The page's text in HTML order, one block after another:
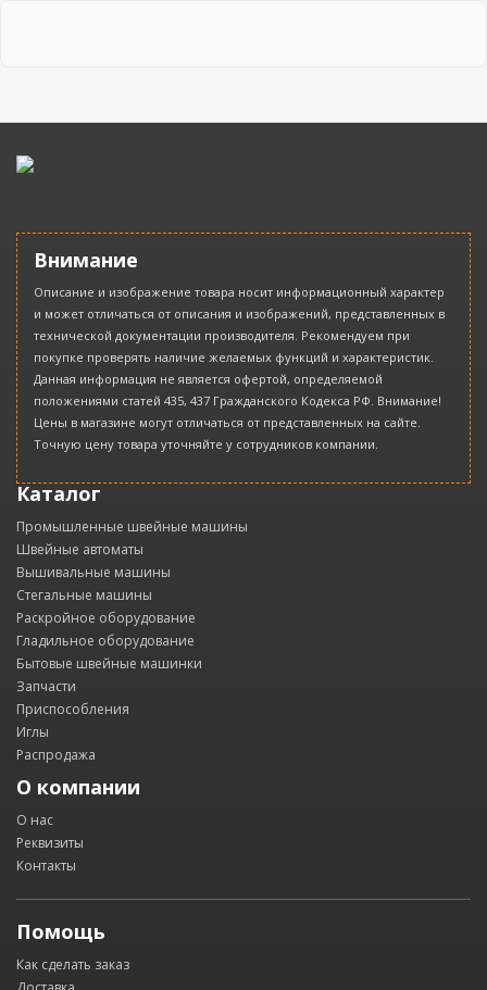
Внимание
Описание и изображение товара носит информационный характер
и может отличаться от описания и изображений, представленных в
технической документации производителя. Рекомендуем при
покупке проверять наличие желаемых функций и характеристик.
Данная информация не является офертой, определяемой
положениями статей 435, 437 Гражданского Кодекса РФ. Внимание!
Цены в магазине могут отличаться от представленных на сайте.
Точную цену товара уточняйте у сотрудников компании.
Каталог
Промышленные швейные машины
Швейные автоматы
Вышивальные машины
Стегальные машины
Раскройное оборудование
Гладильное оборудование
Бытовые швейные машинки
Запчасти
Приспособления
Иглы
Распродажа
О компании
О нас
Реквизиты
Контакты
Помощь
Как сделать заказ